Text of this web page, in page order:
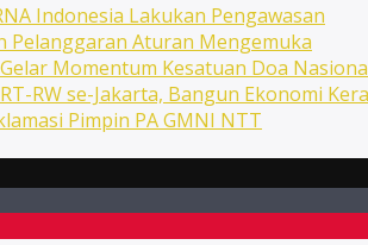
Indonesia Lakukan Pengawasan
Pelanggaran Aturan Mengemuka
Momentum Kesatuan Doa
RW se-Jakarta, Bangun Ekonomi
Pimpin PA GMNI NTT